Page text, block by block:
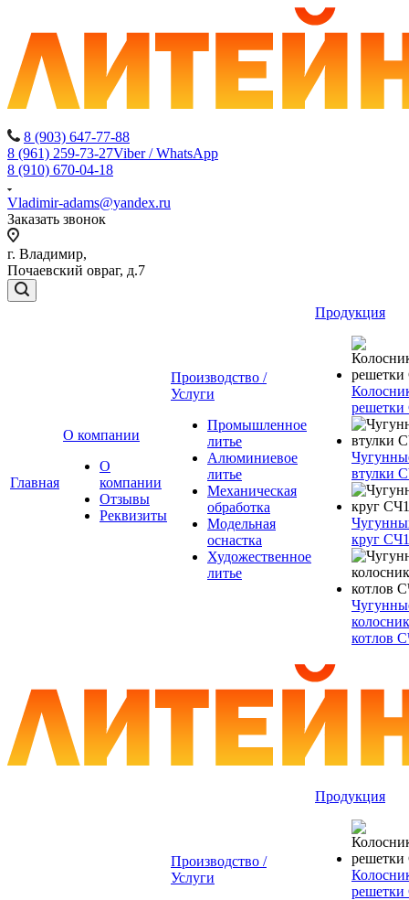
8 (903) 647-77-88
8 (961) 259-73-27Viber / WhatsApp
8 (910) 670-04-18
Vladimir-adams@yandex.ru
Заказать звонок
г. Владимир,
Почаевский овраг, д.7
Главная
О компании
О
компании
Отзывы
Реквизиты
Производство /
Услуги
Промышленное
литье
Алюминиевое
литье
Механическая
обработка
Модельная
оснастка
Художественное
литье
Продукция
втулки
круг
котлов
Производство /
Услуги
Продукция